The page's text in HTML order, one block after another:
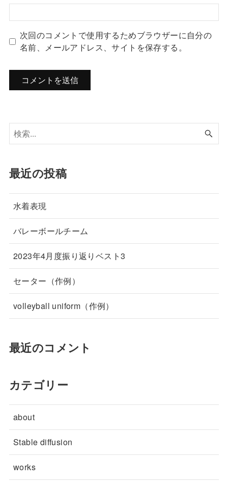
次回のコメントで使用するためブラウザーに自分の
名前、メールアドレス、サイトを保存する。
最近の投稿
水着表現
バレーボールチーム
2023年4月度振り返りベスト3
セーター（作例）
volleyball uniform（作例）
最近のコメント
カテゴリー
about
Stable diffusion
works